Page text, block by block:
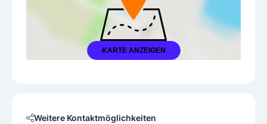
KARTE ANZEIGEN
Weitere Kontaktmöglichkeiten